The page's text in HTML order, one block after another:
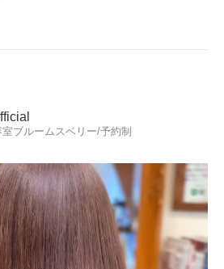
ブルームスベリー/予約制